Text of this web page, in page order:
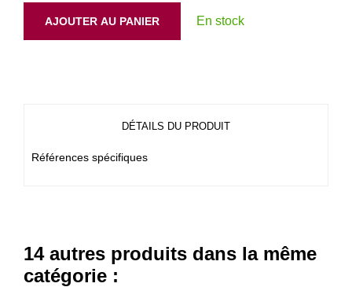
AJOUTER AU PANIER En stock
DÉTAILS DU PRODUIT
Références spécifiques
14 autres produits dans la même
catégorie :